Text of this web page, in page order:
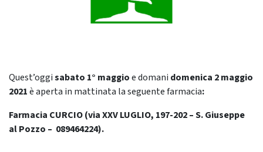
Quest’oggisabato 1° maggioe domani domenica 2 maggio
2021è aperta in mattinata la seguente farmacia:
Farmacia CURCIO (via XXV LUGLIO, 197-202 – S. Giuseppe
al Pozzo – 089464224).